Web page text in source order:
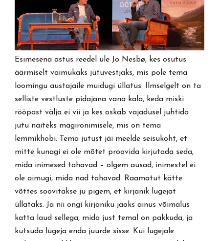
Esimesena astus reedel üle Jo Nesbø, kes osutus
äärmiselt vaimukaks jutuvestjaks, mis pole tema
loomingu austajaile muidugi üllatus. Ilmselgelt on ta
selliste vestluste pidajana vana kala, keda miski
rööpast välja ei vii ja kes oskab vajadusel juhtida
jutu näiteks mägironimisele, mis on tema
lemmikhobi. Tema jutust jäi meelde seisukoht, et
mitte kunagi ei ole mõtet proovida kirjutada seda,
mida inimesed tahavad – olgem ausad, inimestel ei
ole aimugi, mida nad tahavad. Raamatut kätte
võttes soovitakse ju pigem, et kirjanik lugejat
üllataks. Ja nii ongi kirjaniku jaoks ainus võimalus
katta laud sellega, mida just temal on pakkuda, ja
kutsuda lugeja enda juurde sisse. Kui lugejale